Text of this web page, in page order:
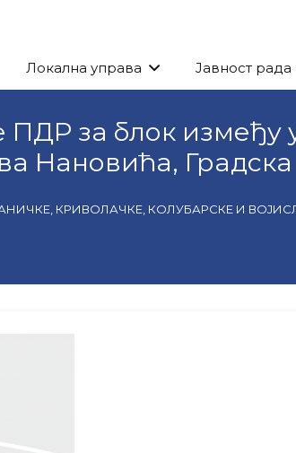
Локална управа Јавност рада
за блок између
Нановића,
КРИВОЛАЧКЕ, КОЛУБАРСКЕ И